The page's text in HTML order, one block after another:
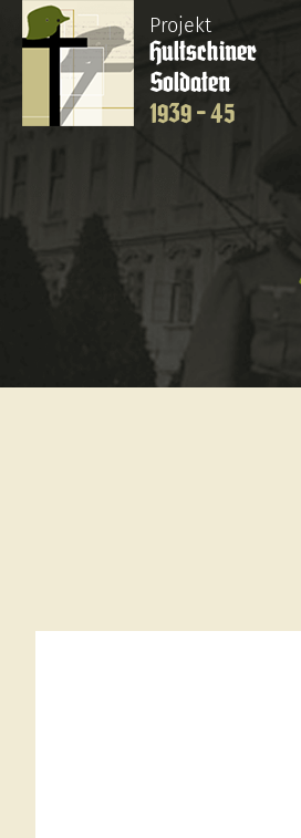
Projekt
Hultschiner
Soldaten
1939 - 45